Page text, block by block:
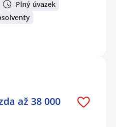
Plný úvazek
až 38 000